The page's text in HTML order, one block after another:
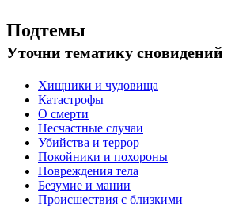
Подтемы
Уточни тематику сновидений
Хищники и чудовища
Катастрофы
О смерти
Несчастные случаи
Убийства и террор
Покойники и похороны
Повреждения тела
Безумие и мании
Происшествия с близкими